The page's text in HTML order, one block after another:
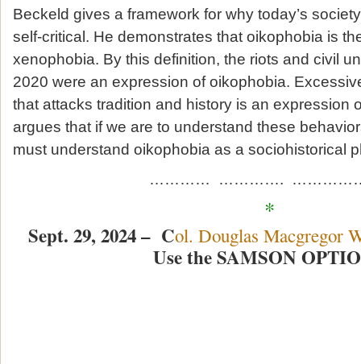
Beckeld gives a framework for why today’s
self-critical. He demonstrates that oikophobia is
xenophobia. By this definition, the riots and civil
2020 were an expression of oikophobia.
that attacks tradition and history is an expression
argues that if we are to understand these
must understand oikophobia as a sociohistorical
………… ………….
*
Sept. 29, 2024 – Col. Douglas Macgregor
Use the SAMSON